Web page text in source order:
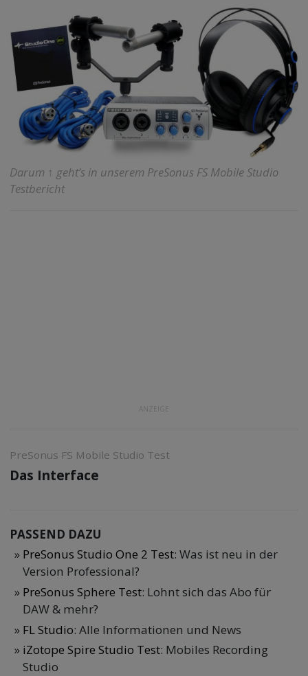
Darum ↑ geht’s in unserem PreSonus FS Mobile Studio
Testbericht
ANZEIGE
PreSonus FS Mobile Studio Test
Das Interface
PASSEND DAZU
PreSonus Studio One 2 Test: Was ist neu in der
Version Professional?
PreSonus Sphere Test: Lohnt sich das Abo für
DAW & mehr?
FL Studio: Alle Informationen und News
iZotope Spire Studio Test: Mobiles Recording
Studio